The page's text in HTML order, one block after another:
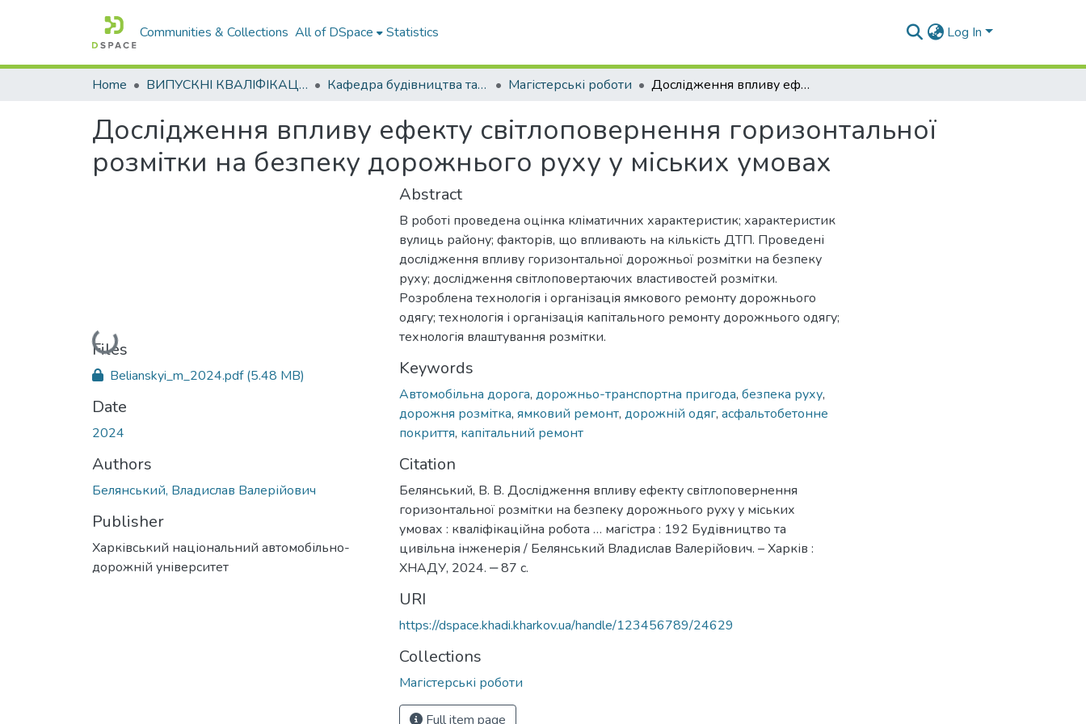
Communities & Collections All of DSpace Statistics Log In
Home ВИПУСКНІ КВАЛІФІКАЦІЙНІ РОБОТИ Кафедра будiвництва та експлуатацiї автомобiльних дорiг Магістерські роботи Дослідження впливу ефекту світлоповернення горизонтальної розмітки на безпеку дорожнього руху у міських умовах
Дослідження впливу ефекту світлоповернення горизонтальної
розмітки на безпеку дорожнього руху у міських умовах
Loading...
Files
Belianskyi_m_2024.pdf(5.48 MB)
Date
2024
Authors
Белянський, Владислав Валерійович
Publisher
Харківський національний автомобільно-
дорожній університет
Abstract
В роботі проведена оцінка кліматичних характеристик; характеристик
вулиць району; факторів, що впливають на кількість ДТП. Проведені
дослідження впливу горизонтальної дорожньої розмітки на безпеку
руху; дослідження світлоповертаючих властивостей розмітки.
Розроблена технологія і організація ямкового ремонту дорожнього
одягу; технологія і організація капітального ремонту дорожнього одягу;
технологія влаштування розмітки.
Keywords
Автомобільна дорога, дорожньо-транспортна пригода, безпека руху,
дорожня розмітка, ямковий ремонт, дорожній одяг, асфальтобетонне
покриття, капітальний ремонт
Citation
Белянський, В. В. Дослідження впливу ефекту світлоповернення
горизонтальної розмітки на безпеку дорожнього руху у міських
умовах : кваліфікаційна робота … магістра : 192 Будівництво та
цивільна інженерія / Белянський Владислав Валерійович. – Харків :
ХНАДУ, 2024. ‒ 87 c.
URI
https://dspace.khadi.kharkov.ua/handle/123456789/24629
Collections
Магістерські роботи
Full item page